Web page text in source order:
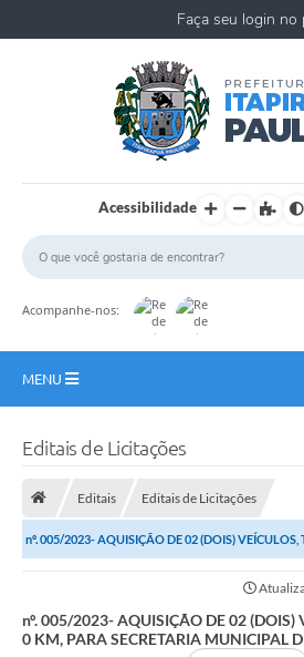
Acessibilidade
Acompanhe-nos:
MENU
Carta de Serviços
Editais de Licitações
Editais Editais de Licitações
nº. 005/2023- AQUISIÇÃO DE 02 (DOIS)
nº. 005/2023- AQUISIÇÃO DE 02 (DOIS)
0 KM, PARA SECRETARIA MUNICIPAL